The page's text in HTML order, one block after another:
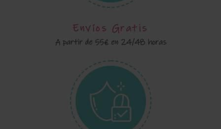
Envíos Gratis
A partir de 55€ en 24/48 horas